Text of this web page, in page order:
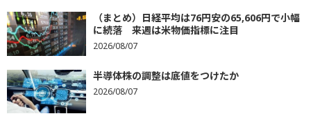
（まとめ）日経平均は76円安の65,606円で小幅
に続落 来週は米物価指標に注目
2026/08/07
半導体株の調整は底値をつけたか
2026/08/07